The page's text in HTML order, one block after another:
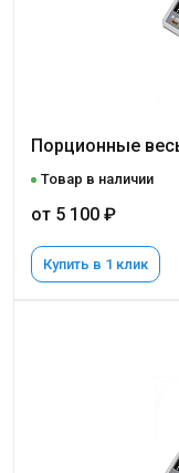
Порционные
Товар в наличии
от 5 100 ₽
Купить в 1 клик